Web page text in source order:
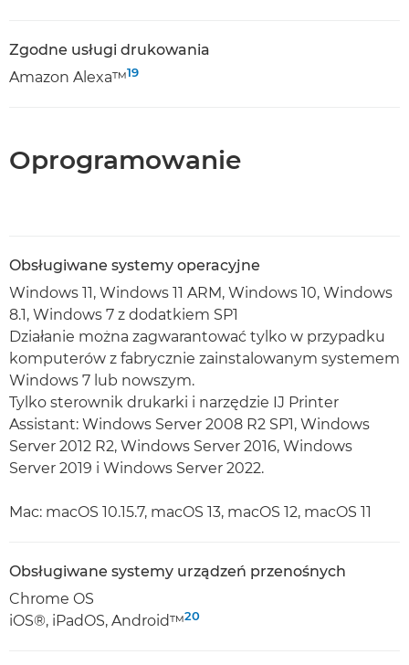
Zgodne usługi drukowania
Amazon Alexa™19
Oprogramowanie
Obsługiwane systemy operacyjne
Windows 11, Windows 11 ARM, Windows 10, Windows
8.1, Windows 7 z dodatkiem SP1
Działanie można zagwarantować tylko w przypadku
komputerów z fabrycznie zainstalowanym systemem
Windows 7 lub nowszym.
Tylko sterownik drukarki i narzędzie IJ Printer
Assistant: Windows Server 2008 R2 SP1, Windows
Server 2012 R2, Windows Server 2016, Windows
Server 2019 i Windows Server 2022.
Mac: macOS 10.15.7, macOS 13, macOS 12, macOS 11
Obsługiwane systemy urządzeń przenośnych
Chrome OS
iOS®, iPadOS, Android™20